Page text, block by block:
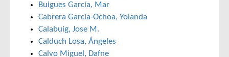
Buigues García, Mar
Cabrera García-Ochoa, Yolanda
Calabuig, Jose M.
Calduch Losa, Ángeles
Calvo Miguel, Dafne